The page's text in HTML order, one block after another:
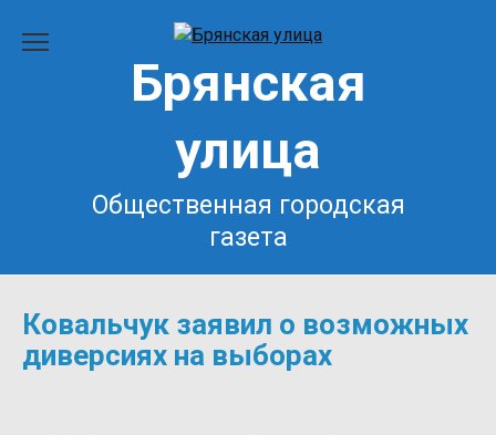
Брянская
улица
Общественная городская
газета
Ковальчук заявил о возможных
диверсиях на выборах